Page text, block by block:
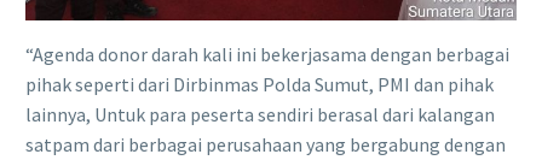
“Agenda donor darah kali ini bekerjasama dengan berbagai
pihak seperti dari Dirbinmas Polda Sumut, PMI dan pihak
lainnya, Untuk para peserta sendiri berasal dari kalangan
satpam dari berbagai perusahaan yang bergabung dengan